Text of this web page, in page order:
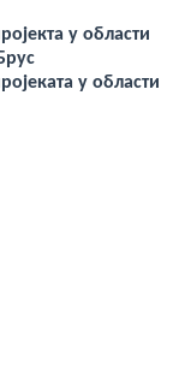
у области
у области